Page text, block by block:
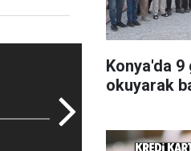
Konya'da 9
okuyarak